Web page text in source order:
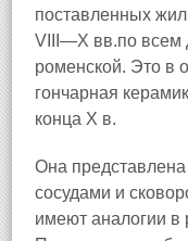
поставленных
VIII—X вв.по всем
роменской. Это в
гончарная
конца X в.
Она
сосудами и
имеют аналогии в